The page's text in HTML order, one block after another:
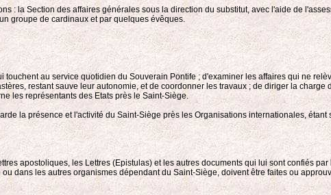
: la Section des affaires générales sous la direction du substitut, avec l'aide de
groupe de cardinaux et par quelques évêques.
au service quotidien du Souverain Pontife ; d'examiner les affaires qui ne
restant sauve leur autonomie, et de coordonner les travaux ; de diriger la
les représentants des Etats près le Saint-Siège.
la présence et l'activité du Saint-Siège près les Organisations internationales, étant
apostoliques, les Lettres (Epistulas) et les autres documents qui lui sont confiés
dans les autres organismes dépendant du Saint-Siège, doivent être faites ou